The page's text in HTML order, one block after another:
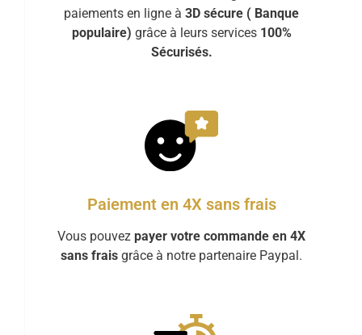
paiements en ligne à 3D sécure ( Banque
populaire) grâce à leurs services 100%
Sécurisés.
Paiement en 4X sans frais
Vous pouvez payer votre commande en 4X
sans frais grâce à notre partenaire Paypal.